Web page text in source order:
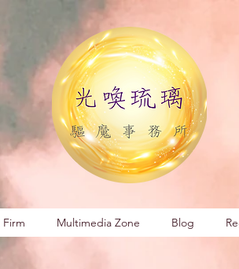
Multimedia Zone Blog